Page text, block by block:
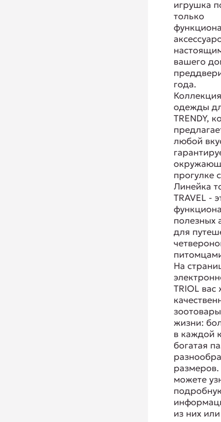
игрушка
только
вашего
года.
одежды
TRENDY,
любой
прогулке
Линейка
TRAVEL -
полезных
для
На
TRIOL вас
жизни:
в каждой
богатая
можете
из них